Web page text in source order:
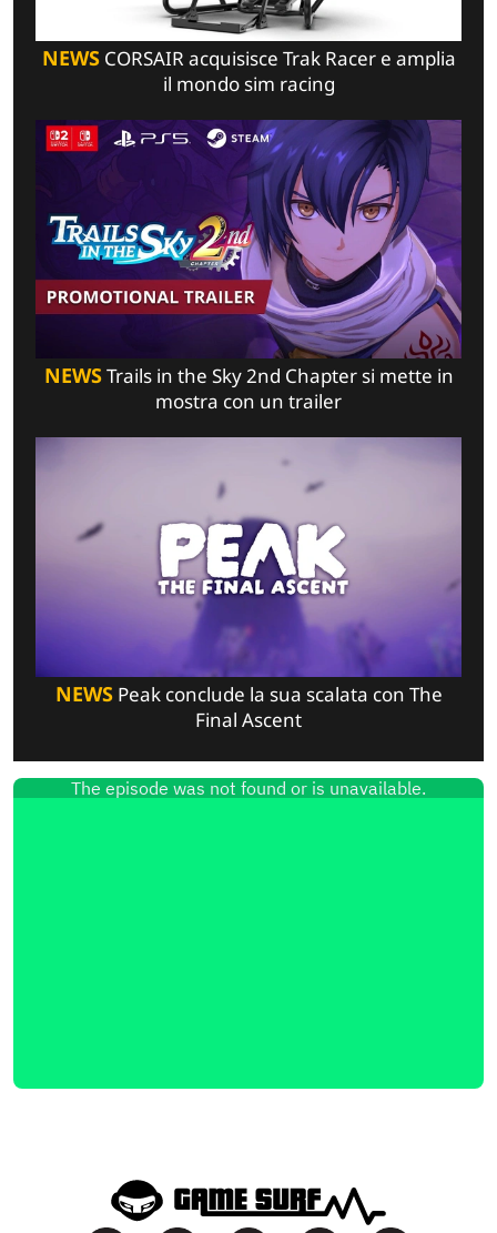
NEWSCORSAIR acquisisce Trak Racer e amplia
il mondo sim racing
NEWSTrails in the Sky 2nd Chapter si mette in
mostra con un trailer
NEWSPeak conclude la sua scalata con The
Final Ascent